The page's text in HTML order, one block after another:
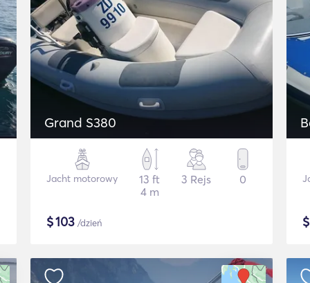
Grand S380
Jacht motorowy
13 ft
4 m
3 Rejs 0
$103 /dzień